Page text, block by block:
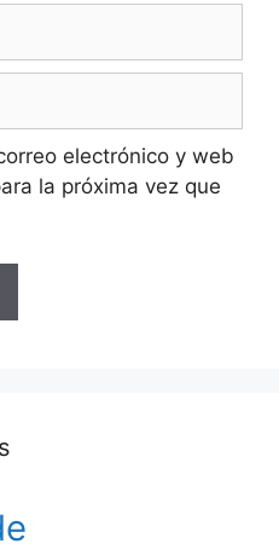
electrónico y web
la próxima vez que